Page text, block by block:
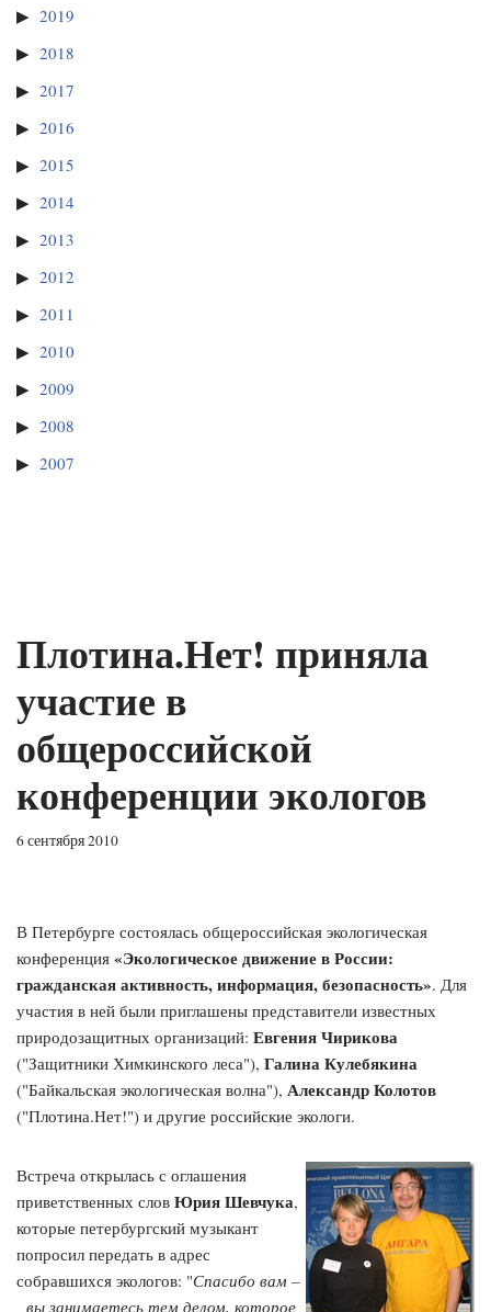
2019
2018
2017
2016
2015
2014
2013
2012
2011
2010
2009
2008
2007
Плотина.Нет! приняла
участие в
общероссийской
конференции экологов
6 сентября 2010
В Петербурге состоялась общероссийская экологическая
конференция «Экологическое движение в России:
гражданская активность, информация, безопасность». Для
участия в ней были приглашены представители известных
природозащитных организаций: Евгения Чирикова
("Защитники Химкинского леса"), Галина Кулебякина
("Байкальская экологическая волна"), Александр Колотов
("Плотина.Нет!") и другие российские экологи.
Встреча открылась с оглашения
приветственных слов Юрия Шевчука,
которые петербургский музыкант
попросил передать в адрес
собравшихся экологов: "Спасибо вам –
вы занимаетесь тем делом, которое